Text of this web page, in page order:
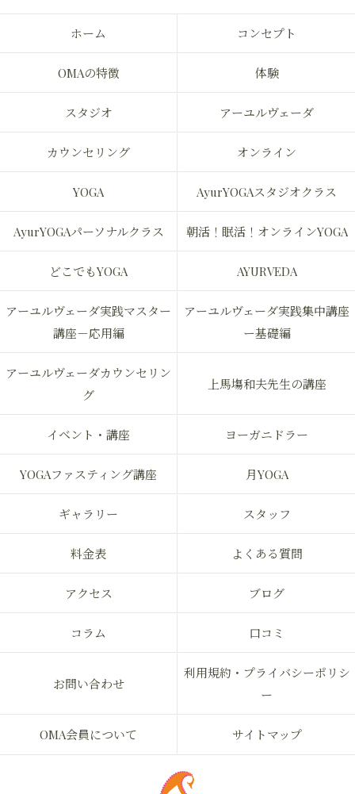
ホーム コンセプト
OMAの特徴 体験
スタジオ アーユルヴェーダ
カウンセリング オンライン
YOGA AyurYOGAスタジオクラス
AyurYOGAパーソナルクラス 朝活！眠活！オンラインYOGA
どこでもYOGA AYURVEDA
アーユルヴェーダ実践マスター
講座－応用編
アーユルヴェーダ実践集中講座
ー基礎編
アーユルヴェーダカウンセリン
グ
上馬塲和夫先生の講座
イベント・講座 ヨーガニドラー
YOGAファスティング講座 月YOGA
ギャラリー スタッフ
料金表 よくある質問
アクセス ブログ
コラム 口コミ
お問い合わせ
利用規約・プライバシーポリシ
ー
OMA会員について サイトマップ